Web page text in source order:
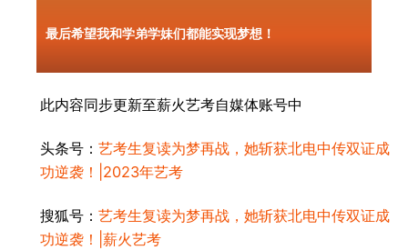
最后希望我和学弟学妹们都能实现梦想！
此内容同步更新至薪火艺考自媒体账号中
头条号： 艺考生复读为梦再战，她斩获北电中传双证成
功逆袭！|2023年艺考
搜狐号： 艺考生复读为梦再战，她斩获北电中传双证成
功逆袭！|薪火艺考